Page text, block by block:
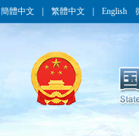
簡體中文 繁體中文 English